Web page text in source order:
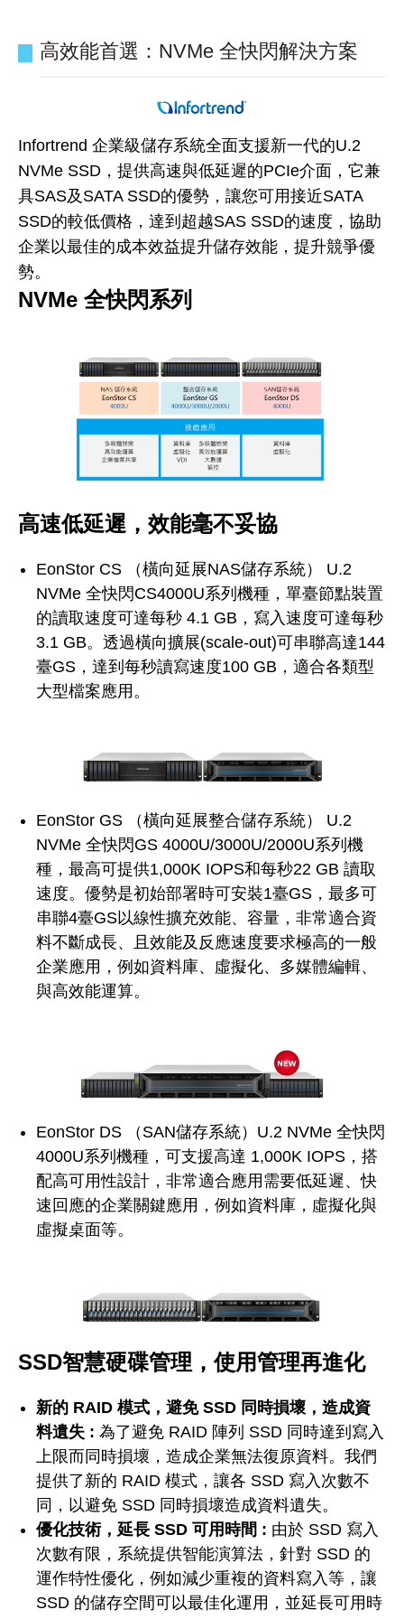
高效能首選：NVMe 全快閃解決方案
Infortrend 企業級儲存系統全面支援新一代的U.2
NVMe SSD，提供高速與低延遲的PCIe介面，它兼
具SAS及SATA SSD的優勢，讓您可用接近SATA
SSD的較低價格，達到超越SAS SSD的速度，協助
企業以最佳的成本效益提升儲存效能，提升競爭優
勢。
NVMe 全快閃系列
高速低延遲，效能毫不妥協
EonStor CS （橫向延展NAS儲存系統） U.2
NVMe 全快閃CS4000U系列機種，單臺節點裝置
的讀取速度可達每秒 4.1 GB，寫入速度可達每秒
3.1 GB。透過橫向擴展(scale-out)可串聯高達144
臺GS，達到每秒讀寫速度100 GB，適合各類型
大型檔案應用。
EonStor GS （橫向延展整合儲存系統） U.2
NVMe 全快閃GS 4000U/3000U/2000U系列機
種，最高可提供1,000K IOPS和每秒22 GB 讀取
速度。優勢是初始部署時可安裝1臺GS，最多可
串聯4臺GS以線性擴充效能、容量，非常適合資
料不斷成長、且效能及反應速度要求極高的一般
企業應用，例如資料庫、虛擬化、多媒體編輯、
與高效能運算。
EonStor DS （SAN儲存系統）U.2 NVMe 全快閃
4000U系列機種，可支援高達 1,000K IOPS，搭
配高可用性設計，非常適合應用需要低延遲、快
速回應的企業關鍵應用，例如資料庫，虛擬化與
虛擬桌面等。
SSD智慧硬碟管理，使用管理再進化
新的 RAID 模式，避免 SSD 同時損壞，造成資
料遺失 : 為了避免 RAID 陣列 SSD 同時達到寫入
上限而同時損壞，造成企業無法復原資料。我們
提供了新的 RAID 模式，讓各 SSD 寫入次數不
同，以避免 SSD 同時損壞造成資料遺失。
優化技術，延長 SSD 可用時間 : 由於 SSD 寫入
次數有限，系統提供智能演算法，針對 SSD 的
運作特性優化，例如減少重複的資料寫入等，讓
SSD 的儲存空間可以最佳化運用，並延長可用時